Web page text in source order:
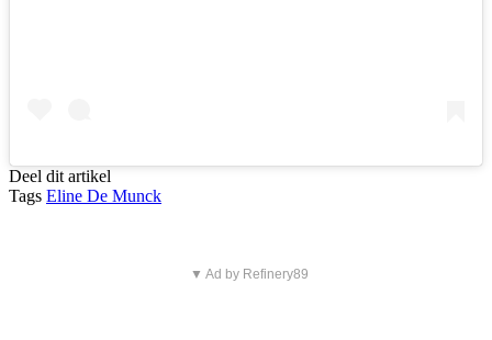
Deel dit artikel
Tags Eline De Munck
▼ Ad by Refinery89